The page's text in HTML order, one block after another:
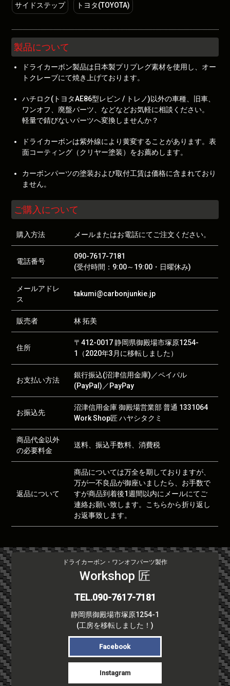
サイドステップ トヨタ(TOYOTA)
製品について
ドライカーボン製品は日本製プリプレグ素材を使用し、オー
トクレーブにて焼き上げております。
ハチロク(トヨタAE86型レビン / トレノ)以外の車種、旧車、
ワンオフ、廃盤パーツ、などなどお気軽に相談ください。
軽量で錆びないパーツへ変換しませんか？
ドライカーボンは紫外線により黄変することがあります。表
面コーティング（クリヤー塗装）をお薦めします。
カーボンパーツの塗装および取付工賃は価格に含まれており
ません。
ご購入について
購入方法 メールまたはお電話にてご注文ください。
電話番号
090-7617-7181
(受付時間：9:00～19:00・日曜休み)
メールアドレ
ス
takumi@carbonjunkie.jp
販売者 林 拓美
住所
〒412-0017 静岡県御殿場市塚原1254-
1（2020年3月に移転しました）
お支払い方法
銀行振込(沼津信用金庫)／ペイパル
(PayPal)／PayPay
お振込先
沼津信用金庫 御殿場営業部 普通 1331064
Work Shop匠 ハヤシタクミ
商品代金以外
の必要料金
送料、振込手数料、消費税
返品について
商品については万全を期しておりますが、
万が一不良品が御座いましたら、お手数で
すが商品到着後1週間以内にメールにてご
連絡お願い致します。こちらから折り返し
お返事致します。
ドライカーボン・ワンオフパーツ製作
Workshop 匠
TEL.090-7617-7181
静岡県御殿場市塚原1254-1
(工房を移転しました！)
Facebook
Instagram